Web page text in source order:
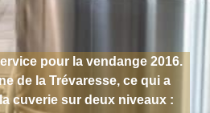
pour la vendange 2016.
de la Trévaresse, ce qui a
cuverie sur deux niveaux :